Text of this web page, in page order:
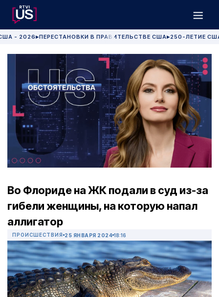
- 2026 ▶ПЕРЕСТАНОВКИ В ПРАВИТЕЛЬСТВЕ США▶250-ЛЕТИЕ
Во Флориде на ЖК подали в суд из-за
гибели женщины, на которую напал
аллигатор
ПРОИСШЕСТВИЯ 25 ЯНВАРЯ 2024 18:16